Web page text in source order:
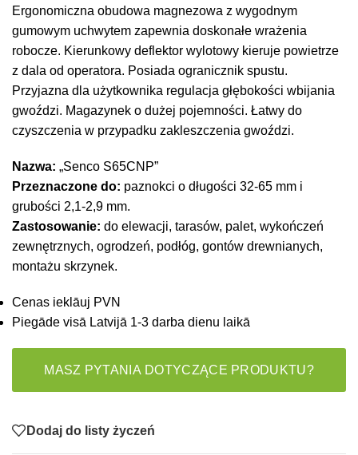
Ergonomiczna obudowa magnezowa z wygodnym
gumowym uchwytem zapewnia doskonałe wrażenia
robocze. Kierunkowy deflektor wylotowy kieruje powietrze
z dala od operatora. Posiada ogranicznik spustu.
Przyjazna dla użytkownika regulacja głębokości wbijania
gwoździ. Magazynek o dużej pojemności. Łatwy do
czyszczenia w przypadku zakleszczenia gwoździ.
Nazwa: „Senco S65CNP”
Przeznaczone do: paznokci o długości 32-65 mm i
grubości 2,1-2,9 mm.
Zastosowanie: do elewacji, tarasów, palet, wykończeń
zewnętrznych, ogrodzeń, podłóg, gontów drewnianych,
montażu skrzynek.
Cenas ieklāuj PVN
Piegāde visā Latvijā 1-3 darba dienu laikā
MASZ PYTANIA DOTYCZĄCE PRODUKTU?
Dodaj do listy życzeń